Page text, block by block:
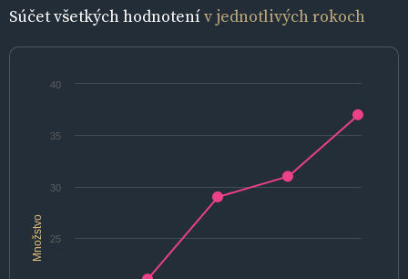
Súčet všetkých hodnotenív jednotlivých rokoch
Množstvo 25
30
35
40